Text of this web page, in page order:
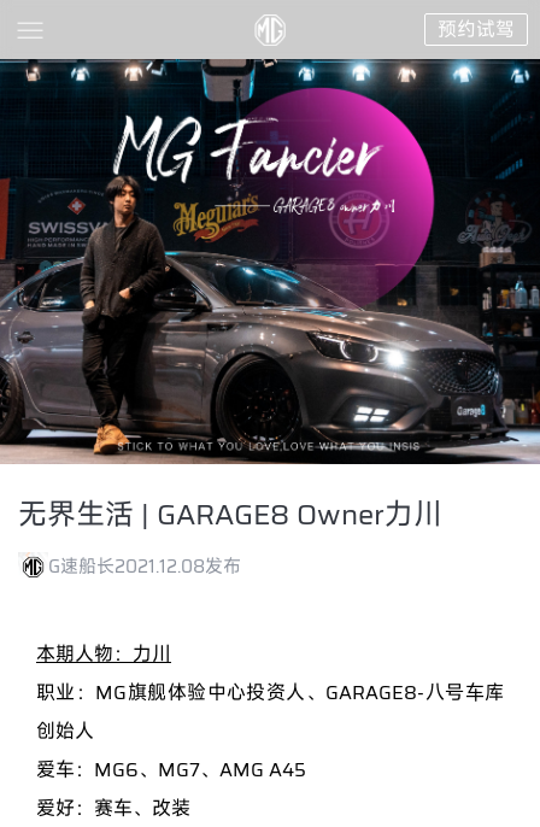
预约试驾
无界生活 | GARAGE8 Owner力川
G速船长2021.12.08发布
本期人物：力川
职业：MG旗舰体验中心投资人、GARAGE8-八号⻋库
创始人
爱车：MG6、MG7、AMG A45
爱好：赛车、改装